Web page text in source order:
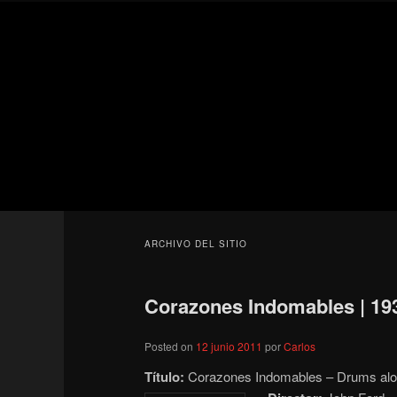
ARCHIVO DEL SITIO
Corazones Indomables |
Posted on 12 junio 2011 porCarlos
Título: Corazones Indomables – Drums